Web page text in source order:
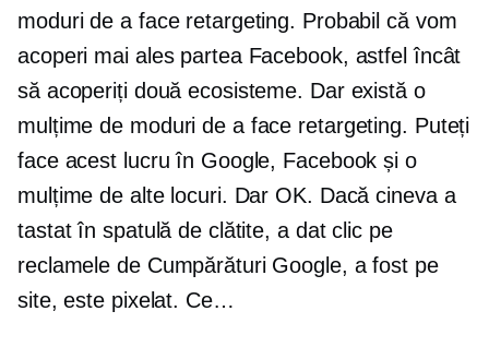
moduri de a face retargeting. Probabil că vom
acoperi mai ales partea Facebook, astfel încât
să acoperiți două ecosisteme. Dar există o
mulțime de moduri de a face retargeting. Puteți
face acest lucru în Google, Facebook și o
mulțime de alte locuri. Dar OK. Dacă cineva a
tastat în spatulă de clătite, a dat clic pe
reclamele de Cumpărături Google, a fost pe
site, este pixelat. Ce…